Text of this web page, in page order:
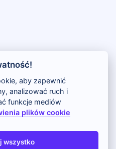
prywatności
aby zapewnić
analizować ruch i
funkcje mediów
plików cookie
wszystko